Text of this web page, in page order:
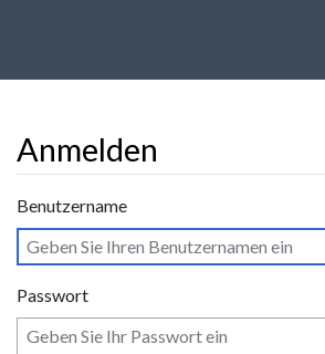
Anmelden
Wechseln zu:Navigation
Benutzername
Passwort